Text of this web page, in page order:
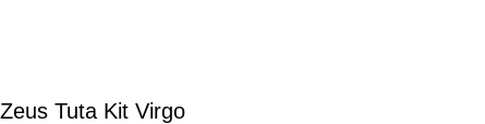
Zeus Tuta Kit Virgo